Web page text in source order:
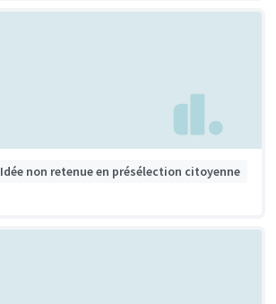
Idée non retenue en présélection citoyenne